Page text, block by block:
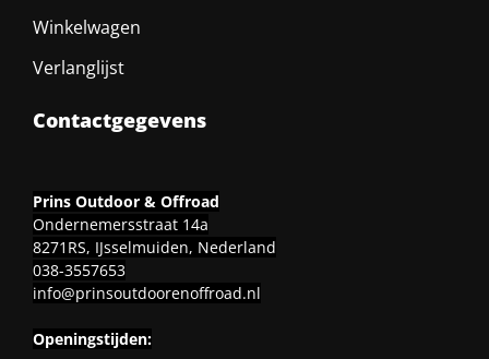
Winkelwagen
Verlanglijst
Contactgegevens
Prins Outdoor & Offroad
Ondernemersstraat 14a
8271RS, IJsselmuiden, Nederland
038-3557653
info@prinsoutdoorenoffroad.nl
Openingstijden: